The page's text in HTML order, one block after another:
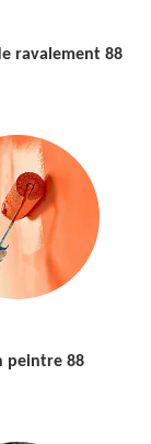
ravalement 88
peintre 88